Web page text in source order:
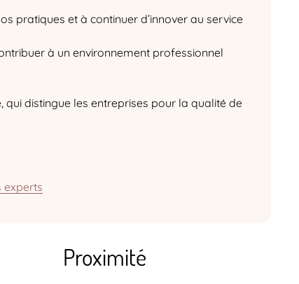
pratiques et à continuer d’innover au service
à un environnement professionnel
qui distingue les entreprises pour la qualité de
experts
Proximité